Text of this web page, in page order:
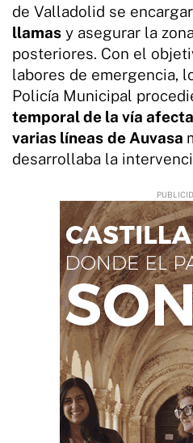
de Valladolid se
llamas y asegurar la
posteriores. Con el
labores de emergencia,
Policía Municipal
temporal de la vía
varias líneas de Auvasa
desarrollaba la